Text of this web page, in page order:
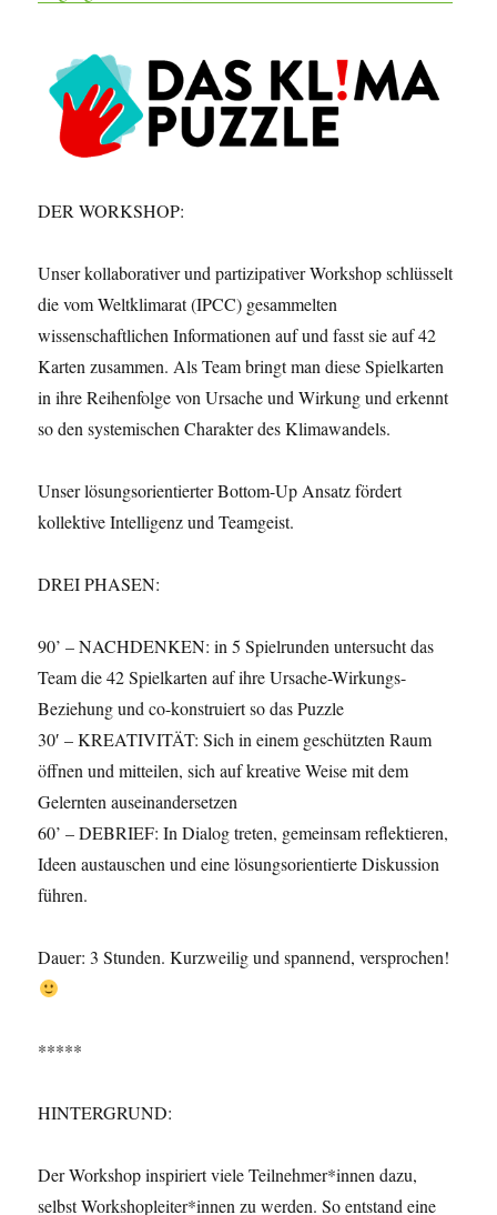
DER WORKSHOP:
Unser kollaborativer und partizipativer Workshop schlüsselt
die vom Weltklimarat (IPCC) gesammelten
wissenschaftlichen Informationen auf und fasst sie auf 42
Karten zusammen. Als Team bringt man diese Spielkarten
in ihre Reihenfolge von Ursache und Wirkung und erkennt
so den systemischen Charakter des Klimawandels.
Unser lösungsorientierter Bottom-Up Ansatz fördert
kollektive Intelligenz und Teamgeist.
DREI PHASEN:
90’ – NACHDENKEN: in 5 Spielrunden untersucht das
Team die 42 Spielkarten auf ihre Ursache-Wirkungs-
Beziehung und co-konstruiert so das Puzzle
30′ – KREATIVITÄT: Sich in einem geschützten Raum
öffnen und mitteilen, sich auf kreative Weise mit dem
Gelernten auseinandersetzen
60’ – DEBRIEF: In Dialog treten, gemeinsam reflektieren,
Ideen austauschen und eine lösungsorientierte Diskussion
führen.
Dauer: 3 Stunden. Kurzweilig und spannend, versprochen!
*****
HINTERGRUND:
Der Workshop inspiriert viele Teilnehmer*innen dazu,
selbst Workshopleiter*innen zu werden. So entstand eine